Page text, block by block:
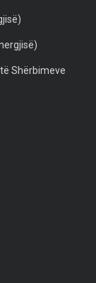
Shërbimeve